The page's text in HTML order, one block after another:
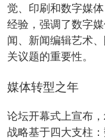
觉、印刷和数字媒
经验，强调了数字
闻、新闻编辑艺术
关议题的重要性。
媒体转型之年
论坛开幕式上宣布
战略基于四大支柱